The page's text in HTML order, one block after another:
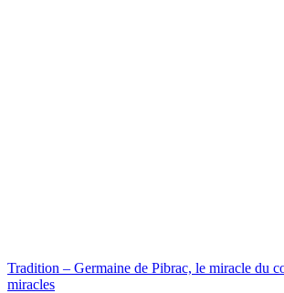
Tradition – Germaine de Pibrac, le miracle du
miracles